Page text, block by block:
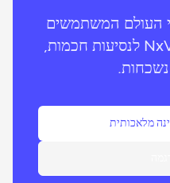
העולם המשתמשים
במתכנן הטיולים של NxVoy לנסיעות חכמות,
נשכחות.
מלאכותית